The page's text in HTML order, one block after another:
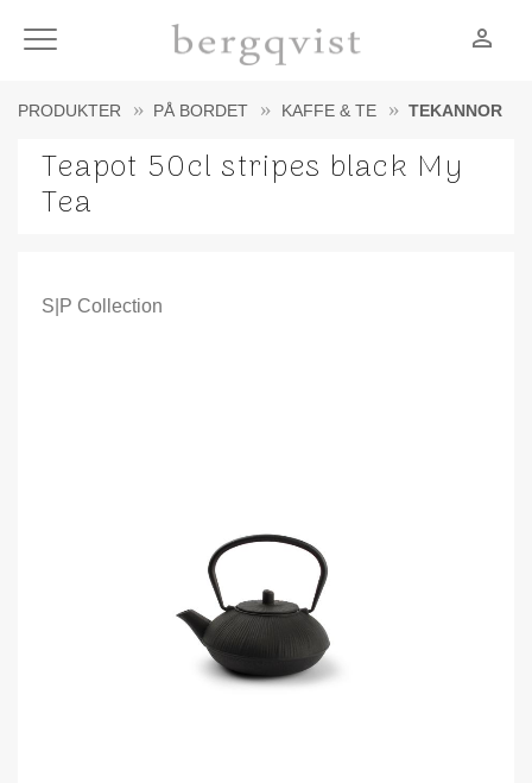
Meny person_outline
PRODUKTER PÅ BORDET KAFFE & TE TEKANNOR
Teapot 50cl stripes black My
Tea
S|P Collection